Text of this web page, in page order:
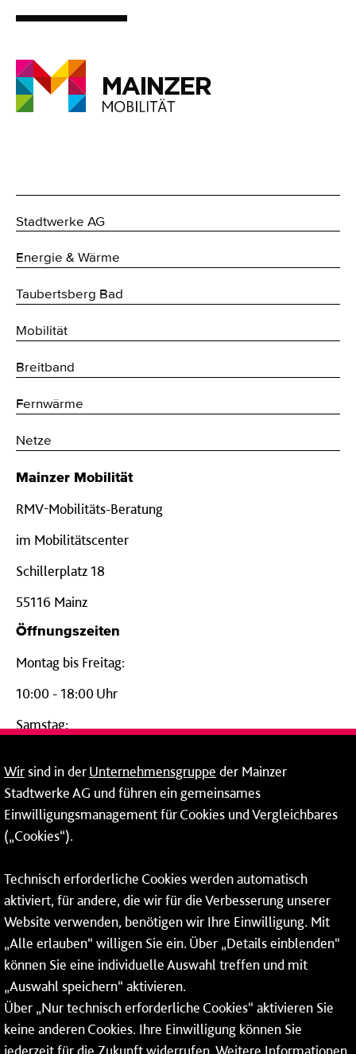
Stadtwerke AG
Energie & Wärme
Taubertsberg Bad
Mobilität
Breitband
Fernwärme
Netze
Mainzer Mobilität
RMV-Mobilitäts-Beratung
im Mobilitätscenter
Schillerplatz 18
55116 Mainz
Öffnungszeiten
Montag bis Freitag:
10:00 - 18:00 Uhr
Samstag:
24-Stunden-Telefon*
06131 – 12 77 77
Fax: 06131 – 12 66 66
* Montags bis freitags bis 7 und ab 18 Uhr sowie an
Wochenenden und Feiertagen ganztags werden Ihre
Anrufe je nach Themenauswahl an ein Callcenter des
RMV oder von nextbike weitergeleitet. Dort erhalten Sie
ausschließlich Auskünfte zum Fahrplan bzw. zu
meinRad.
Wirsind in derUnternehmensgruppe der Mainzer
Stadtwerke AG und führen ein gemeinsames
Einwilligungsmanagement für Cookies und Vergleichbares
(„Cookies“).
Technisch erforderliche Cookies werden automatisch
aktiviert, für andere, die wir für die Verbesserung unserer
Website verwenden, benötigen wir Ihre Einwilligung. Mit
„Alle erlauben“ willigen Sie ein. Über „Details einblenden“
können Sie eine individuelle Auswahl treffen und mit
„Auswahl speichern“ aktivieren.
Über „Nur technisch erforderliche Cookies“ aktivieren Sie
keine anderen Cookies. Ihre Einwilligung können Sie
jederzeit für die Zukunft widerrufen. Weitere Informationen